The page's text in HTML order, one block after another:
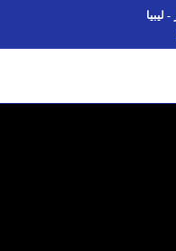
ليبيا